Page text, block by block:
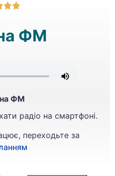
ФМ
ФМ
радіо на смартфоні.
переходьте за